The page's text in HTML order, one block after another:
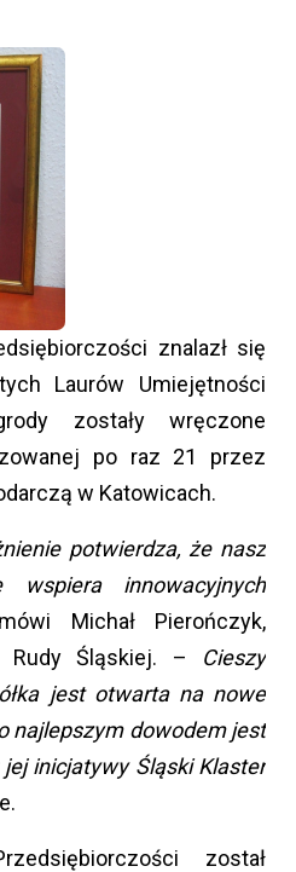
znalazł się
Laurów Umiejętności
zostały wręczone
po raz 21 przez
w Katowicach.
potwierdza, że nasz
wspiera innowacyjnych
Michał Pierończyk,
Rudy Śląskiej. – Cieszy
jest otwarta na nowe
najlepszym dowodem jest
inicjatywy Śląski Klaster
został